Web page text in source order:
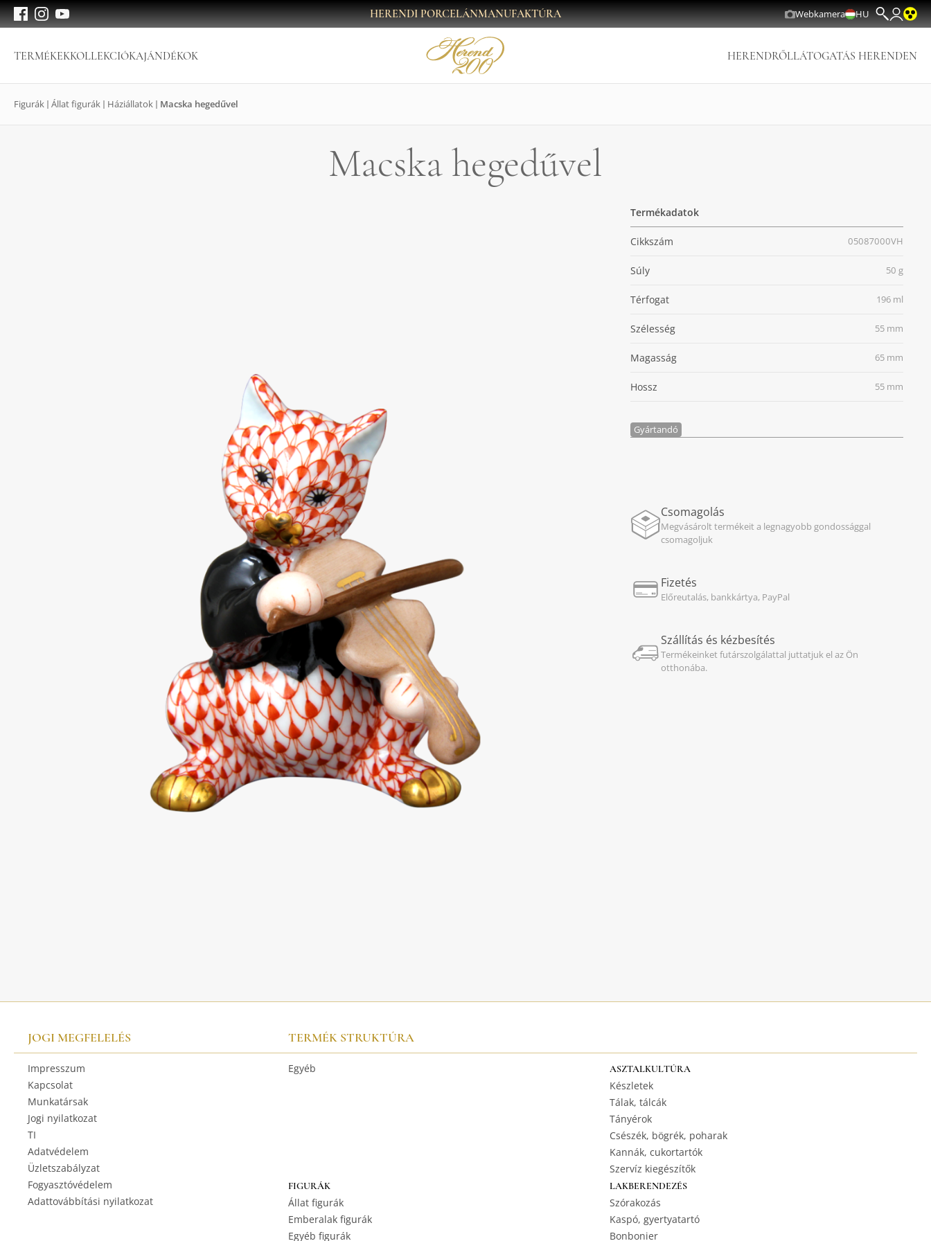
HERENDI PORCELÁNMANUFAKTÚRA Webkamera HU
TERMÉKEKKOLLEKCIÓKAJÁNDÉKOK HERENDRŐLLÁTOGATÁS HERENDEN
Figurák Állat figurák Háziállatok Macska hegedűvel
Macska hegedűvel
Termékadatok
Cikkszám 05087000VH
Súly 50 g
Térfogat 196 ml
Szélesség 55 mm
Magasság 65 mm
Hossz 55 mm
Gyártandó
Csomagolás
Megvásárolt termékeit a legnagyobb gondossággal
csomagoljuk
Fizetés
Előreutalás, bankkártya, PayPal
Szállítás és kézbesítés
Termékeinket futárszolgálattal juttatjuk el az Ön
otthonába.
JOGI MEGFELELÉS
Impresszum
Kapcsolat
Munkatársak
Jogi nyilatkozat
TI
Adatvédelem
Üzletszabályzat
Fogyasztóvédelem
Adattovábbítási nyilatkozat
TERMÉK STRUKTÚRA
Egyéb ASZTALKULTÚRA
Készletek
Tálak, tálcák
Tányérok
Csészék, bögrék, poharak
Kannák, cukortartók
Szervíz kiegészítők
FIGURÁK
Állat figurák
Emberalak figurák
Egyéb figurák
LAKBERENDEZÉS
Szórakozás
Kaspó, gyertyatartó
Bonbonier